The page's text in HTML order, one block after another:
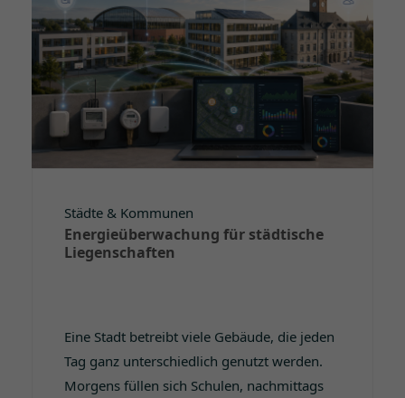
Städte & Kommunen
Energieüberwachung für städtische
Liegenschaften
Eine Stadt betreibt viele Gebäude, die jeden
Tag ganz unterschiedlich genutzt werden.
Morgens füllen sich Schulen, nachmittags
info@zolea.de